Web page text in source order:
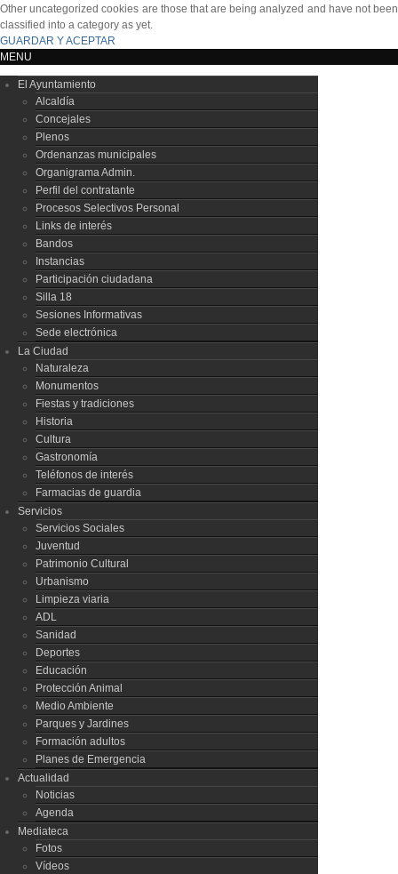
Other uncategorized cookies are those that are being analyzed and have not been
classified into a category as yet.
GUARDAR Y ACEPTAR
MENU
El Ayuntamiento
Alcaldía
Concejales
Plenos
Ordenanzas municipales
Organigrama Admin.
Perfil del contratante
Procesos Selectivos Personal
Links de interés
Bandos
Instancias
Participación ciudadana
Silla 18
Sesiones Informativas
Sede electrónica
La Ciudad
Naturaleza
Monumentos
Fiestas y tradiciones
Historia
Cultura
Gastronomía
Teléfonos de interés
Farmacias de guardia
Servicios
Servicios Sociales
Juventud
Patrimonio Cultural
Urbanismo
Limpieza viaria
ADL
Sanidad
Deportes
Educación
Protección Animal
Medio Ambiente
Parques y Jardines
Formación adultos
Planes de Emergencia
Actualidad
Noticias
Agenda
Mediateca
Fotos
Vídeos